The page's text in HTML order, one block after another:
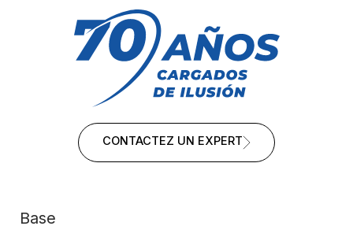
CONTACTEZ UN EXPERT
Base